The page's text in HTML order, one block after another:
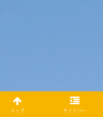
トップ サイドバー